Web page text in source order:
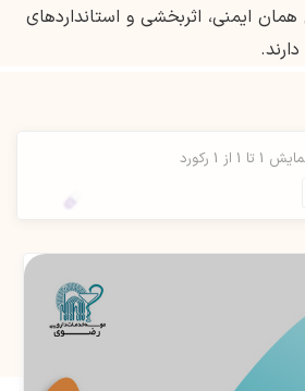
ایمنی، اثربخشی و استانداردهای
1 تا 1 از 1 رکورد